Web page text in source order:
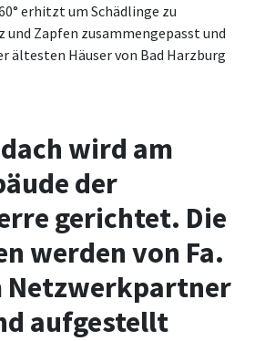
erhitzt um Schädlinge zu
Zapfen zusammengepasst und
ältesten Häuser von Bad Harzburg
wird am
der
gerichtet. Die
werden von Fa.
Netzwerkpartner
aufgestellt